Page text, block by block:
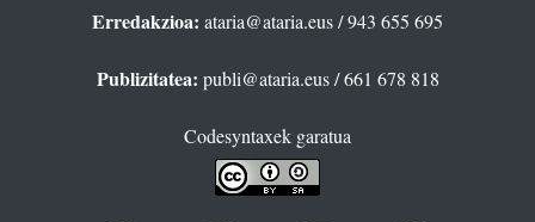
Erredakzioa: ataria@ataria.eus/ 943 655 695
Publizitatea: publi@ataria.eus/ 661 678 818
Codesyntaxek garatua